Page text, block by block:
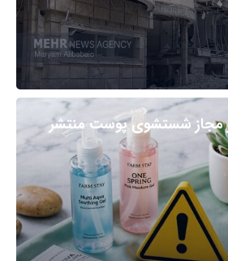
مجاز شستشوی پوست منتشر